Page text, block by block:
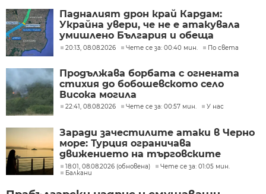
Падналият дрон край Кардам:
Украйна увери, че не е атакувала
умишлено България и обеща
разследване
20:13, 08.08.2026 Чете се за: 00:40 мин. По света
Продължава борбата с огнената
стихия до бобошевското село
Висока могила
22:41, 08.08.2026 Чете се за: 00:57 мин. У нас
Заради зачестилите атаки в Черно
море: Турция ограничава
движението на търговските
кораби
18:01, 08.08.2026 (обновена)
Чете се за: 01:05 мин.
Балкани